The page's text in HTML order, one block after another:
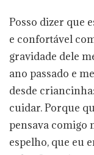
Posso dizer que
e confortável
gravidade dele
ano passado e
desde
cuidar. Porque
pensava comigo
espelho, que eu